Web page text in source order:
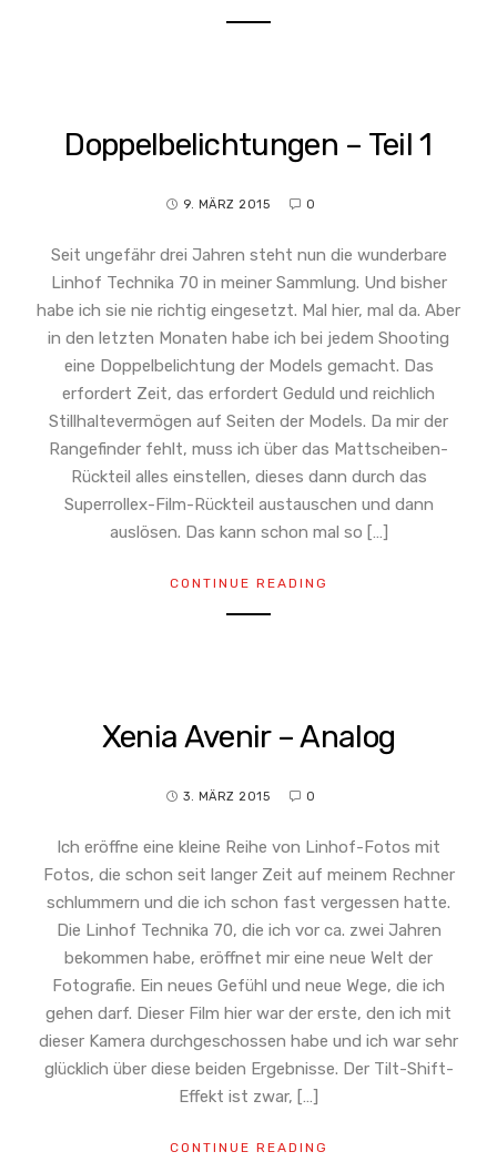
Doppelbelichtungen – Teil 1
9. MÄRZ 2015 0
Seit ungefähr drei Jahren steht nun die wunderbare
Linhof Technika 70 in meiner Sammlung. Und bisher
habe ich sie nie richtig eingesetzt. Mal hier, mal da. Aber
in den letzten Monaten habe ich bei jedem Shooting
eine Doppelbelichtung der Models gemacht. Das
erfordert Zeit, das erfordert Geduld und reichlich
Stillhaltevermögen auf Seiten der Models. Da mir der
Rangefinder fehlt, muss ich über das Mattscheiben-
Rückteil alles einstellen, dieses dann durch das
Superrollex-Film-Rückteil austauschen und dann
auslösen. Das kann schon mal so […]
CONTINUE READING
Xenia Avenir – Analog
3. MÄRZ 2015 0
Ich eröffne eine kleine Reihe von Linhof-Fotos mit
Fotos, die schon seit langer Zeit auf meinem Rechner
schlummern und die ich schon fast vergessen hatte.
Die Linhof Technika 70, die ich vor ca. zwei Jahren
bekommen habe, eröffnet mir eine neue Welt der
Fotografie. Ein neues Gefühl und neue Wege, die ich
gehen darf. Dieser Film hier war der erste, den ich mit
dieser Kamera durchgeschossen habe und ich war sehr
glücklich über diese beiden Ergebnisse. Der Tilt-Shift-
Effekt ist zwar, […]
CONTINUE READING